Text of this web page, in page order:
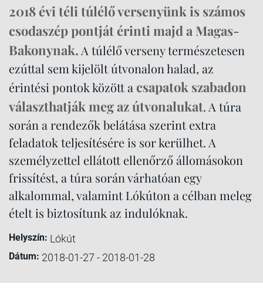
2018 évi téli túlélő versenyünk is számos
csodaszép pontját érinti majd a Magas-
Bakonynak. A túlélő verseny természetesen
ezúttal sem kijelölt útvonalon halad, az
érintési pontok között a csapatok szabadon
választhatják meg az útvonalukat. A túra
során a rendezők belátása szerint extra
feladatok teljesítésére is sor kerülhet. A
személyzettel ellátott ellenőrző állomásokon
frissítést, a túra során várhatóan egy
alkalommal, valamint Lókúton a célban meleg
ételt is biztosítunk az indulóknak.
Helyszín: Lókút
Dátum: 2018-01-27 - 2018-01-28